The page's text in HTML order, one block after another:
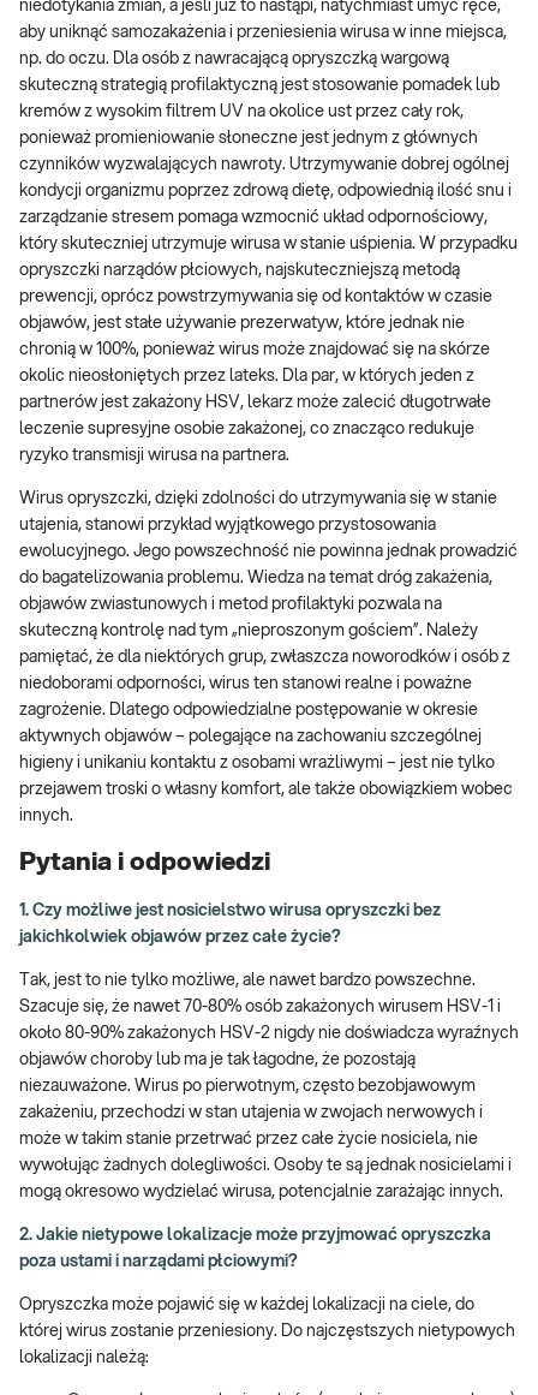
niedotykania zmian, a jeśli już to nastąpi, natychmiast umyć ręce,
aby uniknąć samozakażenia i przeniesienia wirusa w inne miejsca,
np. do oczu. Dla osób z nawracającą opryszczką wargową
skuteczną strategią profilaktyczną jest stosowanie pomadek lub
kremów z wysokim filtrem UV na okolice ust przez cały rok,
ponieważ promieniowanie słoneczne jest jednym z głównych
czynników wyzwalających nawroty. Utrzymywanie dobrej ogólnej
kondycji organizmu poprzez zdrową dietę, odpowiednią ilość snu i
zarządzanie stresem pomaga wzmocnić układ odpornościowy,
który skuteczniej utrzymuje wirusa w stanie uśpienia. W przypadku
opryszczki narządów płciowych, najskuteczniejszą metodą
prewencji, oprócz powstrzymywania się od kontaktów w czasie
objawów, jest stałe używanie prezerwatyw, które jednak nie
chronią w 100%, ponieważ wirus może znajdować się na skórze
okolic nieosłoniętych przez lateks. Dla par, w których jeden z
partnerów jest zakażony HSV, lekarz może zalecić długotrwałe
leczenie supresyjne osobie zakażonej, co znacząco redukuje
ryzyko transmisji wirusa na partnera.
Wirus opryszczki, dzięki zdolności do utrzymywania się w stanie
utajenia, stanowi przykład wyjątkowego przystosowania
ewolucyjnego. Jego powszechność nie powinna jednak prowadzić
do bagatelizowania problemu. Wiedza na temat dróg zakażenia,
objawów zwiastunowych i metod profilaktyki pozwala na
skuteczną kontrolę nad tym „nieproszonym gościem”. Należy
pamiętać, że dla niektórych grup, zwłaszcza noworodków i osób z
niedoborami odporności, wirus ten stanowi realne i poważne
zagrożenie. Dlatego odpowiedzialne postępowanie w okresie
aktywnych objawów – polegające na zachowaniu szczególnej
higieny i unikaniu kontaktu z osobami wrażliwymi – jest nie tylko
przejawem troski o własny komfort, ale także obowiązkiem wobec
innych.
Pytania i odpowiedzi
1. Czy możliwe jest nosicielstwo wirusa opryszczki bez
jakichkolwiek objawów przez całe życie?
Tak, jest to nie tylko możliwe, ale nawet bardzo powszechne.
Szacuje się, że nawet 70-80% osób zakażonych wirusem HSV-1 i
około 80-90% zakażonych HSV-2 nigdy nie doświadcza wyraźnych
objawów choroby lub ma je tak łagodne, że pozostają
niezauważone. Wirus po pierwotnym, często bezobjawowym
zakażeniu, przechodzi w stan utajenia w zwojach nerwowych i
może w takim stanie przetrwać przez całe życie nosiciela, nie
wywołując żadnych dolegliwości. Osoby te są jednak nosicielami i
mogą okresowo wydzielać wirusa, potencjalnie zarażając innych.
2. Jakie nietypowe lokalizacje może przyjmować opryszczka
poza ustami i narządami płciowymi?
Opryszczka może pojawić się w każdej lokalizacji na ciele, do
której wirus zostanie przeniesiony. Do najczęstszych nietypowych
lokalizacji należą: